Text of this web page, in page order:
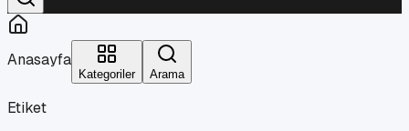
Anasayfa
Kategoriler Arama
Etiket